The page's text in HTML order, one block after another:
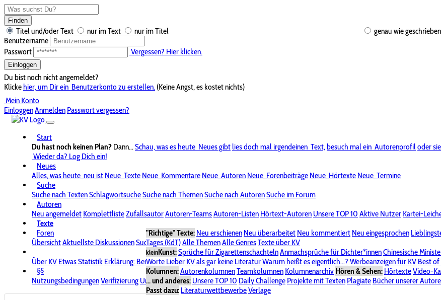
Finden
genau wie geschrieben
Titel und/oder Text nur im Text
nur im Titel
Benutzername
Passwort
Vergessen? Hier klicken.
Einloggen
Du bist noch nicht angemeldet?
Klickehier, um Dir ein Benutzerkonto zu erstellen. (Keine Angst, es kostet nichts)
Mein Konto
EinloggenAnmelden Passwort vergessen?
Start
Du hast noch keinen Plan? Dann...Schau, was es heute Neues gibtlies doch mal irgendeinen Text,besuch mal ein Autorenprofiloder
Wieder da? Log Dich ein!
Neues
Alles, was heute neu ist Neue Texte Neue Kommentare Neue Autoren Neue Forenbeiträge Neue Hörtexte Neue Termine
Suche
Suche nach TextenSchlagwortsucheSuche nach ThemenSuche nach AutorenSuche im Forum
Autoren
Neu angemeldet KomplettlisteZufallsautorAutoren-TeamsAutoren-Listen Hörtext-Autoren Unsere TOP 10 Aktive Nutzer Kartei-
Texte
"Richtige" Texte: Neu erschienen Neu überarbeitet Neu kommentiert Neu eingesprochen
Tages (KdT)Alle ThemenAlle GenresTexte über KV
kleinKunst:Sprüche für ZigarettenschachtelnAnmachsprüche für Dichter*innenChinesische
Worte Lieber KV als gar keine LiteraturWarum heißt es eigentlich...? Werbeanzeigen für KV Best of
Kolumnen:AutorenkolumnenTeamkolumnen Kolumnenarchiv Hören & Sehen: HörtexteVideo-
... und anderes: Unsere TOP 10 Daily Challenge Projekte mit Texten Plagiate Bücher unserer
Passt dazu: LiteraturwettbewerbeVerlage
Foren
ÜbersichtAktuellste DiskussionenSuche im ForumBereich "KV-Board"Bereich "Literatur & Schreiberei"
Über KV Etwas Statistik Erklärung: BenutzersymboleSpende für KV Unsere SpenderlisteAlle Wege führen zu KVPasswort vergessen?
§§
NutzungsbedingungenVerifizierung UrheberrechtAvatare & BilderStalkingDatenschutzerklärungImpressum